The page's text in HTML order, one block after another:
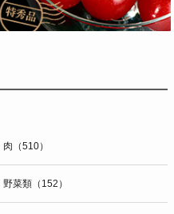
肉（510）
野菜類（152）